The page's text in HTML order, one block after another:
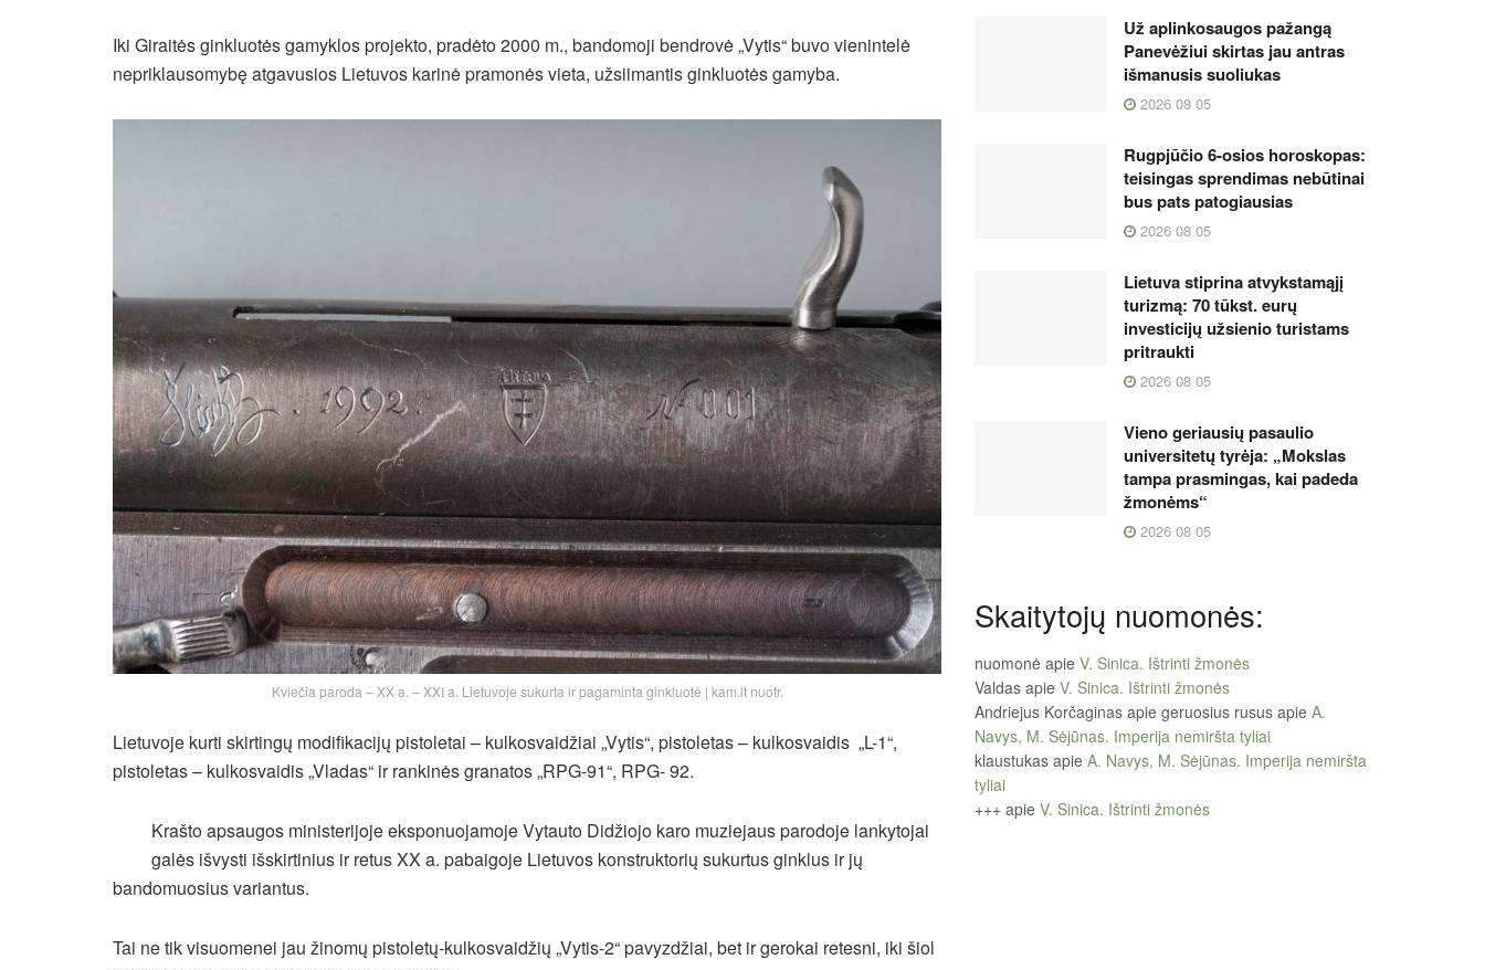
Iki Giraitės ginkluotės gamyklos projekto, pradėto 2000 m., bandomoji bendrovė „Vytis“ buvo vienintelė
nepriklausomybę atgavusios Lietuvos karinė pramonės vieta, užsiimantis ginkluotės gamyba.
Kviečia paroda – XX a. – XXI a. Lietuvoje sukurta ir pagaminta ginkluotė | kam.lt nuotr.
Lietuvoje kurti skirtingų modifikacijų pistoletai – kulkosvaidžiai „Vytis“, pistoletas – kulkosvaidis „L-1“,
pistoletas – kulkosvaidis „Vladas“ ir rankinės granatos „RPG-91“, RPG- 92.
Krašto apsaugos ministerijoje eksponuojamoje Vytauto Didžiojo karo muziejaus parodoje lankytojai
galės išvysti išskirtinius ir retus XX a. pabaigoje Lietuvos konstruktorių sukurtus ginklus ir jų
bandomuosius variantus.
Tai ne tik visuomenei jau žinomų pistoletų-kulkosvaidžių „Vytis-2“ pavyzdžiai, bet ir gerokai retesni, iki šiol
Už aplinkosaugos pažangą
Panevėžiui skirtas jau antras
išmanusis suoliukas
2026 08 05
Rugpjūčio 6-osios horoskopas:
teisingas sprendimas nebūtinai
bus pats patogiausias
2026 08 05
Lietuva stiprina atvykstamąjį
turizmą: 70 tūkst. eurų
investicijų užsienio turistams
pritraukti
2026 08 05
Vieno geriausių pasaulio
universitetų tyrėja: „Mokslas
tampa prasmingas, kai padeda
žmonėms“
2026 08 05
Skaitytojų nuomonės:
nuomonė apie V. Sinica. Ištrinti žmonės
Valdas apie V. Sinica. Ištrinti žmonės
Andriejus Korčaginas apie geruosius rusus apie A.
Navys, M. Sėjūnas. Imperija nemiršta tyliai
klaustukas apie A. Navys, M. Sėjūnas. Imperija nemiršta
tyliai
+++ apie V. Sinica. Ištrinti žmonės